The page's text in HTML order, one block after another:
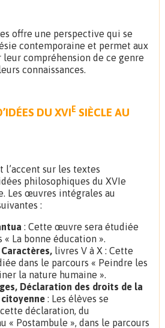
offre une perspective qui se
contemporaine et permet aux
compréhension de ce genre
connaissances.
DU XVI E SIÈCLE AU
l’accent sur les textes
philosophiques du XVIe
Les œuvres intégrales au
:
: Cette œuvre sera étudiée
« La bonne éducation ».
Caractères,livres V à X : Cette
dans le parcours « Peindre les
la nature humaine ».
Déclaration des droits de la
: Les élèves se
déclaration, du
« Postambule », dans le parcours